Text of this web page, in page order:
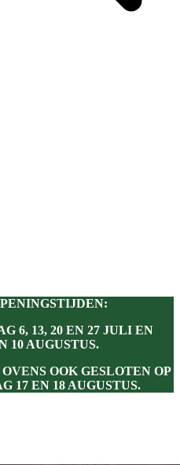
6, 13, 20 EN 27 JULI EN
10 AUGUSTUS.
OOK GESLOTEN OP
17 EN 18 AUGUSTUS.